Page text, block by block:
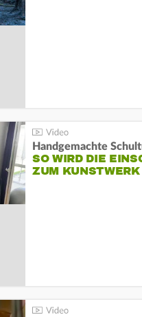
Handgemachte
SO WIRD DIE
ZUM KUNSTWERK